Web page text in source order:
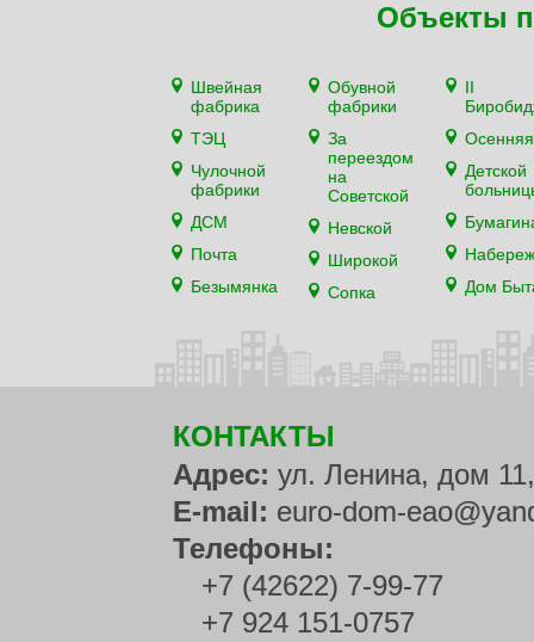
Объекты
Швейная
фабрика
ТЭЦ
Чулочной
фабрики
ДСМ
Почта
Безымянка
Обувной
фабрики
За
переездом
на
Советской
Невской
Широкой
Сопка
II
Осенняя
Детской
Дом
КОНТАКТЫ
Адрес: ул. Ленина, дом
E-mail: euro-dom-
Телефоны:
+7 (42622) 7-99-77
+7 924 151-0757